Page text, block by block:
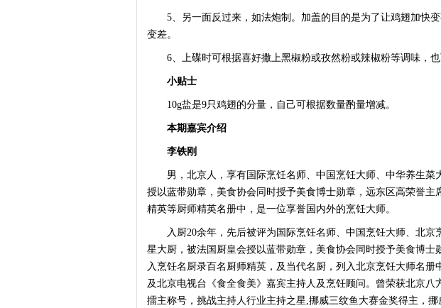
5、另一面反过来，如法炮制。加盖的目的是为了让鸡翅加快变
变差。
6、上碟时可根据喜好撒上黑椒粉或孜然粉或辣椒粉等调味，也
小贴士
10g盐是9只鸡翅的分量，自己可根据数量酌量增减。
本期嘉宾介绍
李铁刚
男，北京人，享有国际烹饪名师、中国烹饪大师、中华养生菜
授以蓝带勋章，美食协会同时授予美食博士勋章，远东区高荣誉主
精英等厨师精英名册中，是一位享誉国内外的烹饪大师。
入厨20余年，先后被评为国际烹饪名师、中国烹饪大师、北京
星大厨，被法国厨皇会授以蓝带勋章，美食协会同时授予美食博士
入烹饪名厨录百名厨师精英，及当代名厨，列入北京烹饪大师名册
及北京电视台《食全食美》嘉宾主持人及烹饪顾问。曾荣获北京八
擂主称号，挑战主持人行业主持之星,挪威三纹鱼大赛金奖得主，